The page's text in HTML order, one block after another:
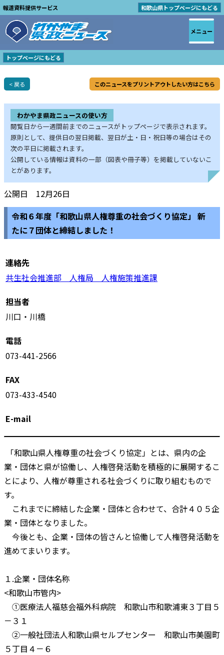
報道資料提供サービス 和歌山県トップページにもどる
トップページにもどる
< 戻る このニュースをプリントアウトしたい方はこちら
わかやま県政ニュースの使い方
閲覧日から一週間前までのニュースがトップページで表示されます。
原則として、提供日の翌日掲載、翌日が土・日・祝日等の場合はその
次の平日に掲載されます。
公開している情報は資料の一部（図表や冊子等）を掲載していないこ
とがあります。
公開日 12月26日
令和６年度「和歌山県人権尊重の社会づくり協定」 新
たに７団体と締結しました！
連絡先
共生社会推進部 人権局 人権施策推進課
担当者
川口・川橋
電話
073-441-2566
FAX
073-433-4540
E-mail
「和歌山県人権尊重の社会づくり協定」とは、県内の企
業・団体と県が協働し、人権啓発活動を積極的に展開するこ
とにより、人権が尊重される社会づくりに取り組むもので
す。
これまでに締結した企業・団体と合わせて、合計４０５企
業・団体となりました。
今後とも、企業・団体の皆さんと協働して人権啓発活動を
進めてまいります。
１.企業・団体名称
<和歌山市管内>
①医療法人福慈会福外科病院 和歌山市和歌浦東３丁目５
－３１
②一般社団法人和歌山県セルプセンター 和歌山市美園町
５丁目４－６
メニュー